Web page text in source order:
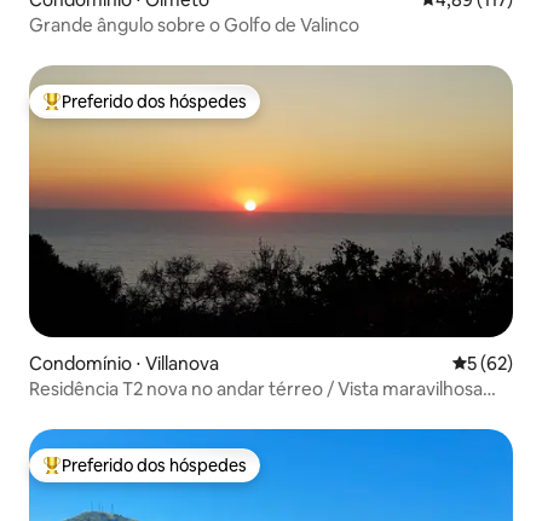
Grande ângulo sobre o Golfo de Valinco
Entre os melhores preferidos dos hóspedes
Preferido dos hóspedes
Condomínio ⋅ Villanova 5 de uma
5 (62)
Residência T2 nova no andar térreo / Vista maravilhosa
Entre os melhores preferidos dos hóspedes
Preferido dos hóspedes